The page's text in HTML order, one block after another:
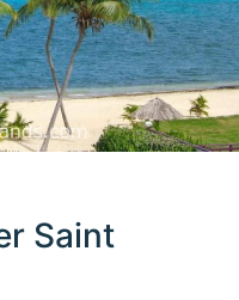
Saint